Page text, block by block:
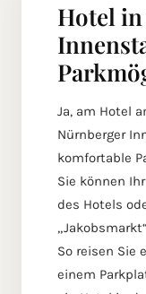
Hotel
Ja, am Hotel
Nürnberger
komfortable
Sie können
des Hotels
So reisen Sie
einem